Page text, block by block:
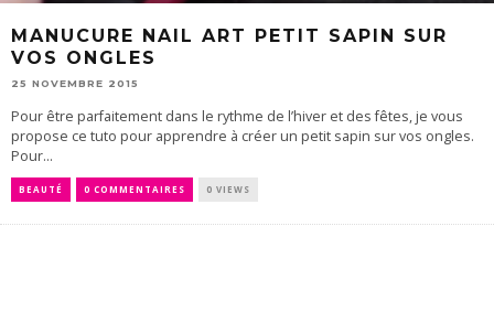
MANUCURE NAIL ART PETIT SAPIN SUR
VOS ONGLES
25 NOVEMBRE 2015
Pour être parfaitement dans le rythme de l’hiver et des fêtes, je vous
propose ce tuto pour apprendre à créer un petit sapin sur vos ongles.
Pour...
BEAUTÉ 0 COMMENTAIRES 0 VIEWS